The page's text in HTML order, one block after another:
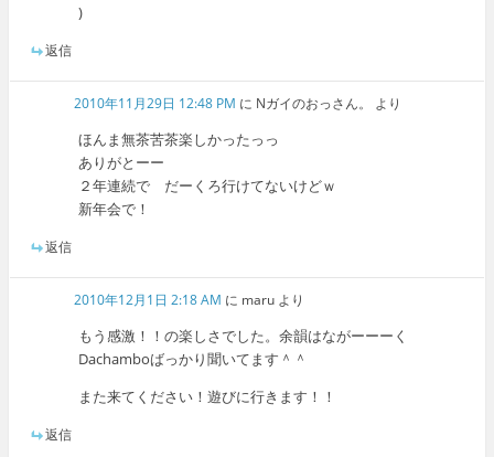
)
返信
2010年11月29日 12:48 PM に Nガイのおっさん。 より
ほんま無茶苦茶楽しかったっっ
ありがとーー
２年連続で だーくろ行けてないけどｗ
新年会で！
返信
2010年12月1日 2:18 AM に maru より
もう感激！！の楽しさでした。余韻はながーーーく
Dachamboばっかり聞いてます＾＾
また来てください！遊びに行きます！！
返信